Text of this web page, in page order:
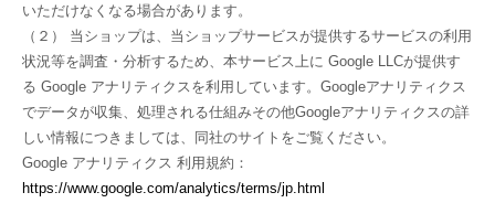
いただけなくなる場合があります。
（２） 当ショップは、当ショップサービスが提供するサービスの利用
状況等を調査・分析するため、本サービス上に Google LLCが提供す
る Google アナリティクスを利用しています。Googleアナリティクス
でデータが収集、処理される仕組みその他Googleアナリティクスの詳
しい情報につきましては、同社のサイトをご覧ください。
Google アナリティクス 利用規約：
https://www.google.com/analytics/terms/jp.html